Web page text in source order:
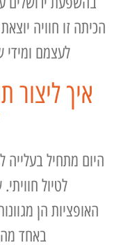
הכיתה זו חוויה
לעצמם ומידי
איך ליצור
היום מתחיל בעלייה
לטיול
האופציות הן
באחד